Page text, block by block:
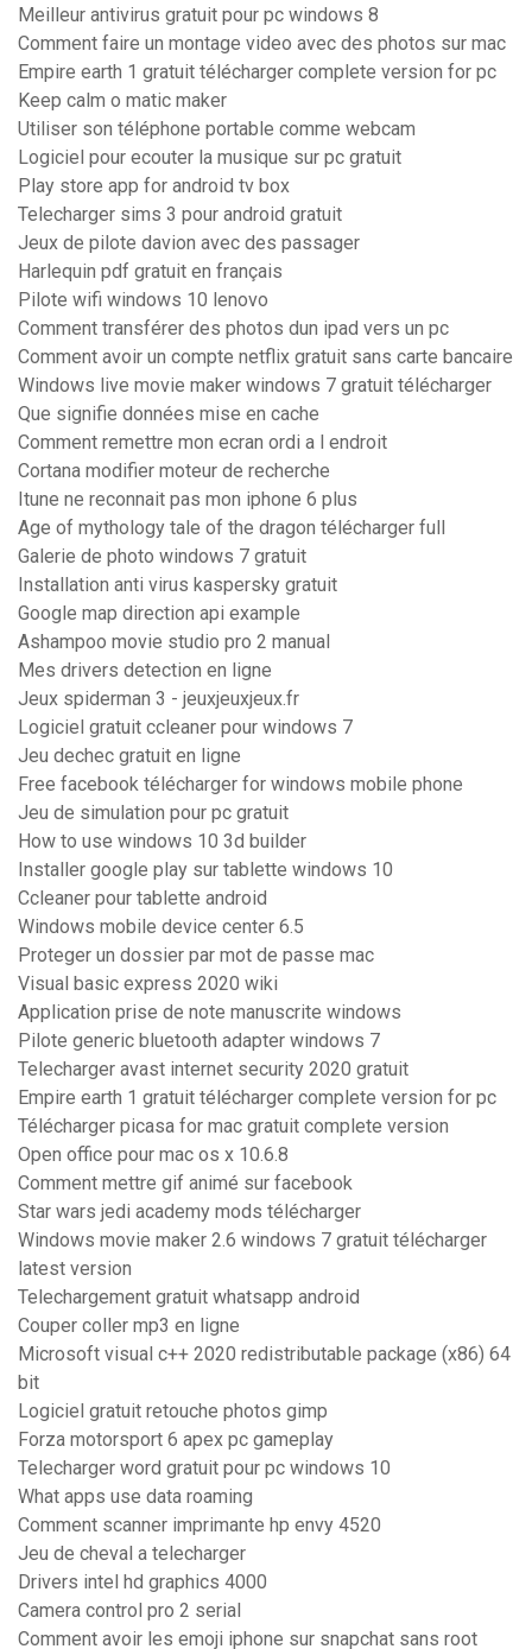
Meilleur antivirus gratuit pour pc windows 8
Comment faire un montage video avec des photos sur mac
Empire earth 1 gratuit télécharger complete version for pc
Keep calm o matic maker
Utiliser son téléphone portable comme webcam
Logiciel pour ecouter la musique sur pc gratuit
Play store app for android tv box
Telecharger sims 3 pour android gratuit
Jeux de pilote davion avec des passager
Harlequin pdf gratuit en français
Pilote wifi windows 10 lenovo
Comment transférer des photos dun ipad vers un pc
Comment avoir un compte netflix gratuit sans carte bancaire
Windows live movie maker windows 7 gratuit télécharger
Que signifie données mise en cache
Comment remettre mon ecran ordi a l endroit
Cortana modifier moteur de recherche
Itune ne reconnait pas mon iphone 6 plus
Age of mythology tale of the dragon télécharger full
Galerie de photo windows 7 gratuit
Installation anti virus kaspersky gratuit
Google map direction api example
Ashampoo movie studio pro 2 manual
Mes drivers detection en ligne
Jeux spiderman 3 - jeuxjeuxjeux.fr
Logiciel gratuit ccleaner pour windows 7
Jeu dechec gratuit en ligne
Free facebook télécharger for windows mobile phone
Jeu de simulation pour pc gratuit
How to use windows 10 3d builder
Installer google play sur tablette windows 10
Ccleaner pour tablette android
Windows mobile device center 6.5
Proteger un dossier par mot de passe mac
Visual basic express 2020 wiki
Application prise de note manuscrite windows
Pilote generic bluetooth adapter windows 7
Telecharger avast internet security 2020 gratuit
Empire earth 1 gratuit télécharger complete version for pc
Télécharger picasa for mac gratuit complete version
Open office pour mac os x 10.6.8
Comment mettre gif animé sur facebook
Star wars jedi academy mods télécharger
Windows movie maker 2.6 windows 7 gratuit télécharger
latest version
Telechargement gratuit whatsapp android
Couper coller mp3 en ligne
Microsoft visual c++ 2020 redistributable package (x86) 64
bit
Logiciel gratuit retouche photos gimp
Forza motorsport 6 apex pc gameplay
Telecharger word gratuit pour pc windows 10
What apps use data roaming
Comment scanner imprimante hp envy 4520
Jeu de cheval a telecharger
Drivers intel hd graphics 4000
Camera control pro 2 serial
Comment avoir les emoji iphone sur snapchat sans root